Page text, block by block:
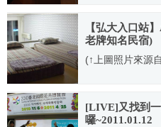
2013.04.05
【弘大入口站
老牌知名民宿)
(↑上圖照片來源
2012.04.15
[LIVE]又找到
囉~2011.01.12